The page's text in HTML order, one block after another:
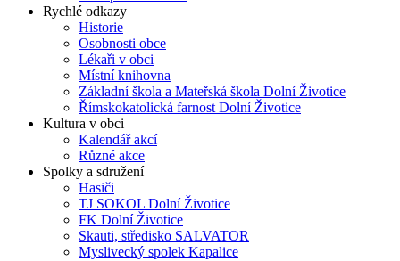
Rychlé odkazy
Historie
Osobnosti obce
Lékaři v obci
Místní knihovna
Základní škola a Mateřská škola Dolní Životice
Římskokatolická farnost Dolní Životice
Kultura v obci
Kalendář akcí
Různé akce
Spolky a sdružení
Hasiči
TJ SOKOL Dolní Životice
FK Dolní Životice
Skauti, středisko SALVATOR
Myslivecký spolek Kapalice